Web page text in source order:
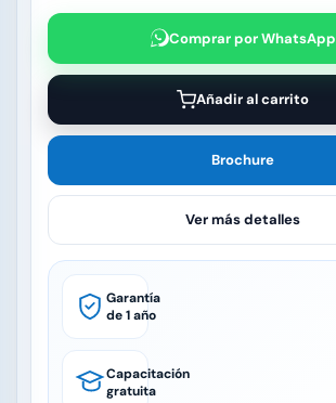
Comprar por WhatsApp
Añadir al carrito
Brochure
Ver más detalles
Garantía
de 1 año
Capacitación
gratuita